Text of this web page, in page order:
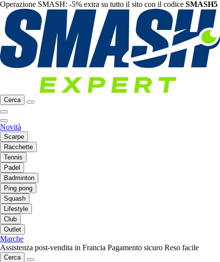
Operazione SMASH: -5% extra su tutto il sito con il codice SMASH5
Cerca
Novità
Scarpe
Racchette
Tennis
Padel
Badminton
Ping pong
Squash
Lifestyle
Club
Outlet
Marche
Assistenza post-vendita in Francia Pagamento sicuro Reso facile
Cerca